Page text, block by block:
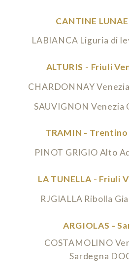
CANTINE
LABIANCA Liguria di
ALTURIS - Friuli
CHARDONNAY
SAUVIGNON Venezia
TRAMIN -
PINOT GRIGIO Alto
LA TUNELLA - Friuli
RJGIALLA Ribolla
ARGIOLAS -
COSTAMOLINO
Sardegna